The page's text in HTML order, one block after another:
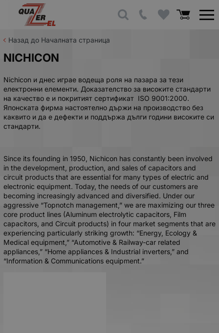
Назад до Началната страница
NICHICON
Nichicon и днес играе водеща роля на пазара за тези
електронни елементи. Доказателство за високите стандарти
на качество е и покритият сертификат ISO 9001:2000.
Японската фирма настоятелно държи на производство без
каквито и да е дефекти и поддържа дълги години високите си
стандарти.
Since its founding in 1950, Nichicon has constantly been involved
in the development, production, and sales of capacitors and
circuit products that are essential for many types of electric and
electronic equipment. Today, the needs of our customers are
becoming increasingly advanced and diversified. Under our
aggressive “Topnotch management,” we are maximizing our three
core product lines (Aluminum electrolytic capacitors, Film
capacitors, and Circuit products) in four market segments that are
experiencing particularly striking growth: “Energy, Ecology &
Medical equipment,” “Automotive & Railway-car related
appliances,” “Home appliances & Industrial inverters,” and
“Information & Communications equipment.”